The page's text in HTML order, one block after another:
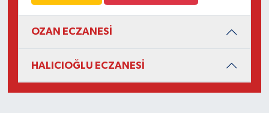
OZAN ECZANESİ
HALICIOĞLU ECZANESİ